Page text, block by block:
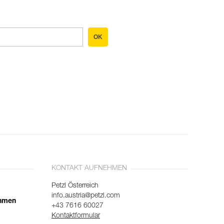
OK
KONTAKT AUFNEHMEN
Petzl Österreich
info.austria@petzl.com
+43 7616 60027
Kontaktformular